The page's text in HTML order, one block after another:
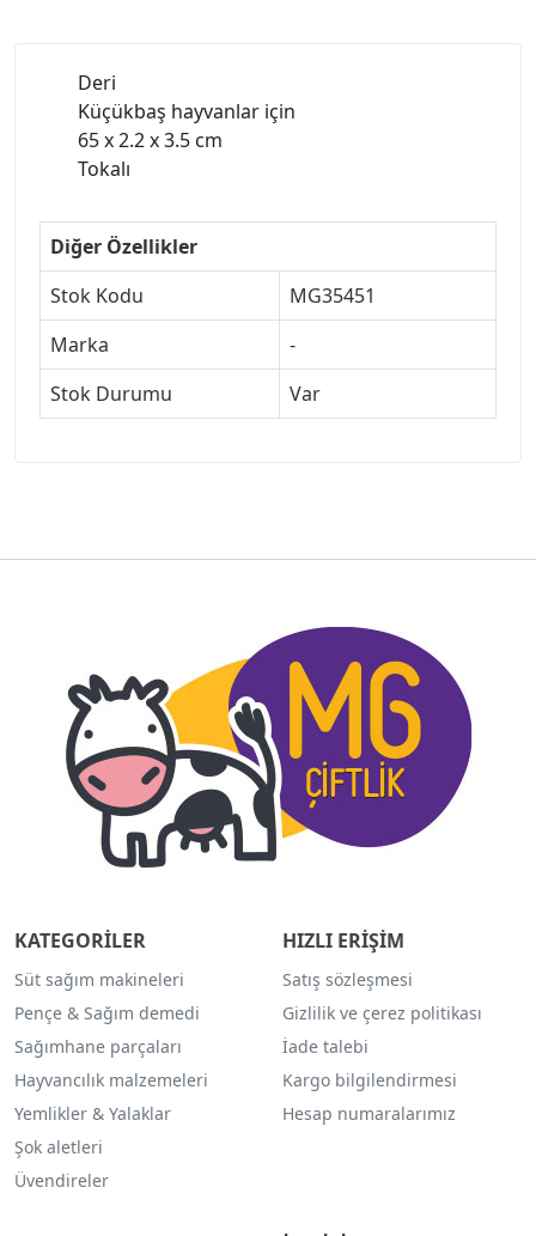
Deri
Küçükbaş hayvanlar için
65 x 2.2 x 3.5 cm
Tokalı
Diğer Özellikler
Stok Kodu
MG35451
Marka
-
Stok Durumu
Var
KATEGORİLER
Süt sağım makineleri
Pençe & Sağım demedi
Sağımhane parçaları
Hayvancılık malzemeleri
Yemlikler & Yalaklar
Şok aletleri
Üvendireler
HIZLI ERİŞİM
Satış sözleşmesi
Gizlilik ve çerez politikası
İade talebi
Kargo bilgilendirmesi
Hesap numaralarımız